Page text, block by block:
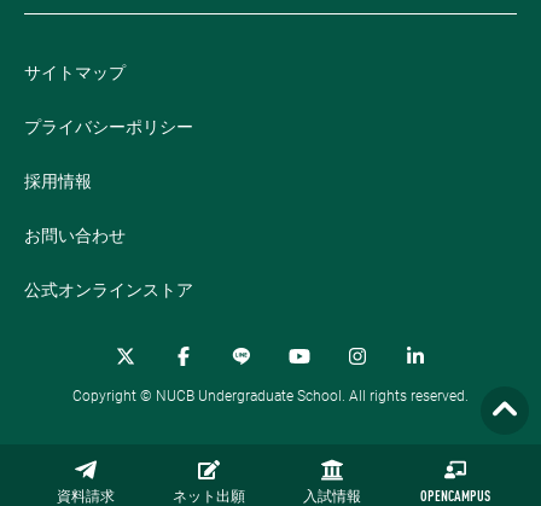
資料請求 ネット出願 入試情報 OPENCAMPUS
サイトマップ
プライバシーポリシー
採用情報
お問い合わせ
公式オンラインストア
Copyright © NUCB Undergraduate School. All rights reserved.